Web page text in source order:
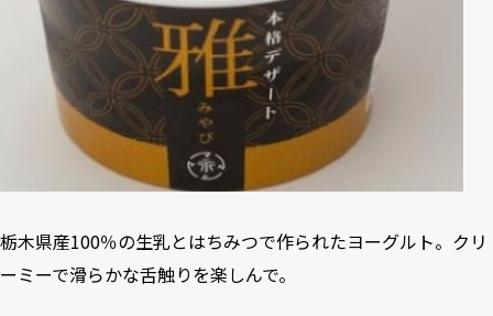
栃木県産100％の生乳とはちみつで作られたヨーグルト。クリ
ーミーで滑らかな舌触りを楽しんで。